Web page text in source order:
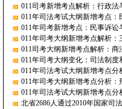
011司考新增考点解析：行政法
011年司法考试大纲新增考点：
011年司考新增考点：民事诉讼
011年司考大纲新增考点解析：
011司考大纲新增考点解析：商
011年司考大纲变化：司法制度
011年司法考试大纲新增考点分
011年司考大纲新增考点分析：
011年司法考试大纲新增考点分
北省2686人通过2010年国家司